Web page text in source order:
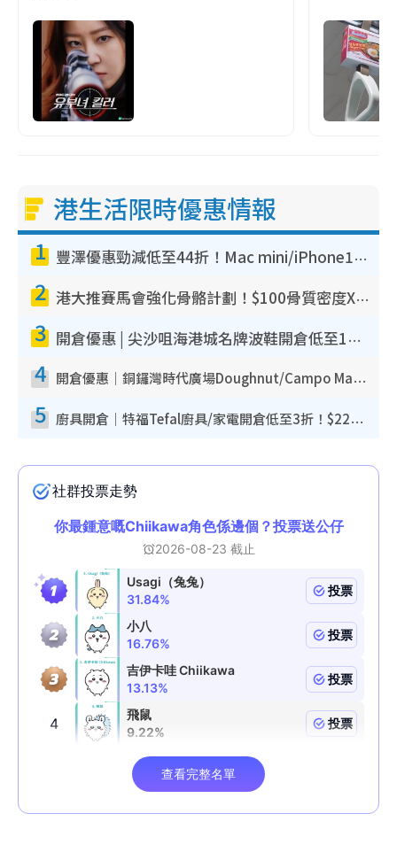
港生活限時優惠情報
1 豐澤優惠勁減低至44折！Mac mini/iPhone17Pro大減價！廚房家電$220起
2 港大推賽馬會強化骨骼計劃！$100骨質密度X光檢查 完成免費運動訓練送超市禮券！附參加資格
3 開倉優惠 | 尖沙咀海港城名牌波鞋開倉低至1折！On鞋$899起／Joy&Peace鞋履$98起
4 開倉優惠｜銅鑼灣時代廣場Doughnut/Campo Marzio開倉低至1折！背囊、書包、手袋劈價$200起
5 廚具開倉｜特福Tefal廚具/家電開倉低至3折！$220起買平底鍋/炒鑊/湯煲！電飯煲/吸塵機/燙斗$418起